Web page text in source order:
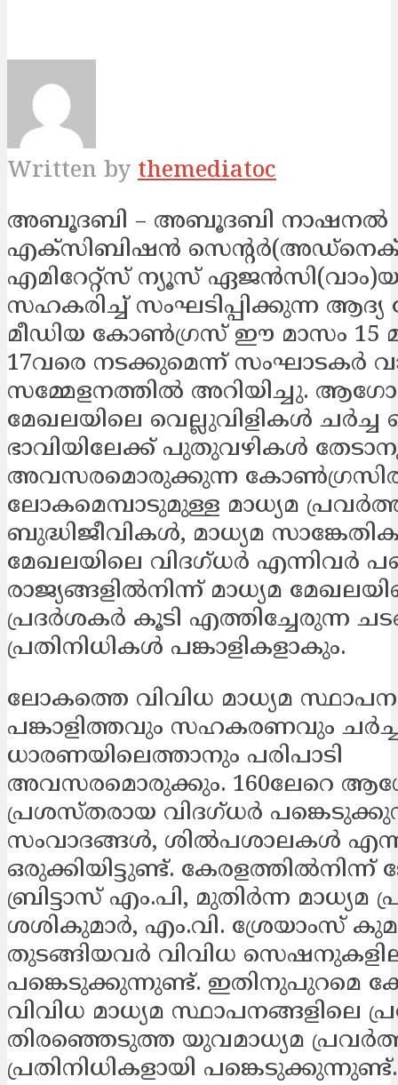
Written by themediatoc
അബൂദബി – അബൂദബി നാഷനൽ
എക്സിബിഷൻ
എമിറേറ്റ്സ് ന്യൂസ്
സഹകരിച്ച് സംഘടിപ്പിക്കുന്ന
മീഡിയ കോൺഗ്രസ് ഈ മാസം 15
17വരെ നടക്കുമെന്ന് സംഘാടകർ
സമ്മേളനത്തിൽ അറിയിച്ചു.
മേഖലയിലെ വെല്ലുവിളികൾ ചർച്ച
ഭാവിയിലേക്ക് പുതുവഴികൾ
അവസരമൊരുക്കുന്ന
ലോകമെമ്പാടുമുള്ള മാധ്യമ
ബുദ്ധിജീവികൾ, മാധ്യമ
മേഖലയിലെ വിദഗ്ധർ എന്നിവർ
രാജ്യങ്ങളിൽനിന്ന് മാധ്യമ
പ്രദർശകർ കൂടി എത്തിച്ചേരുന്ന
പ്രതിനിധികൾ പങ്കാളികളാകും.
ലോകത്തെ വിവിധ മാധ്യമ
പങ്കാളിത്തവും സഹകരണവും ചർച്ച
ധാരണയിലെത്താനും പരിപാടി
അവസരമൊരുക്കും. 160ലേറെ
പ്രശസ്തരായ വിദഗ്ധർ
സംവാദങ്ങൾ, ശിൽപശാലകൾ
ഒരുക്കിയിട്ടുണ്ട്.
ബ്രിട്ടാസ് എം.പി, മുതിർന്ന
ശശികുമാർ, എം.വി. ശ്രേയാംസ്
തുടങ്ങിയവർ വിവിധ
പങ്കെടുക്കുന്നുണ്ട്. ഇതിനുപുറമെ
വിവിധ മാധ്യമ സ്ഥാപനങ്ങളിലെ
തിരഞ്ഞെടുത്ത യുവമാധ്യമ
പ്രതിനിധികളായി പങ്കെടുക്കുന്നുണ്ട്.